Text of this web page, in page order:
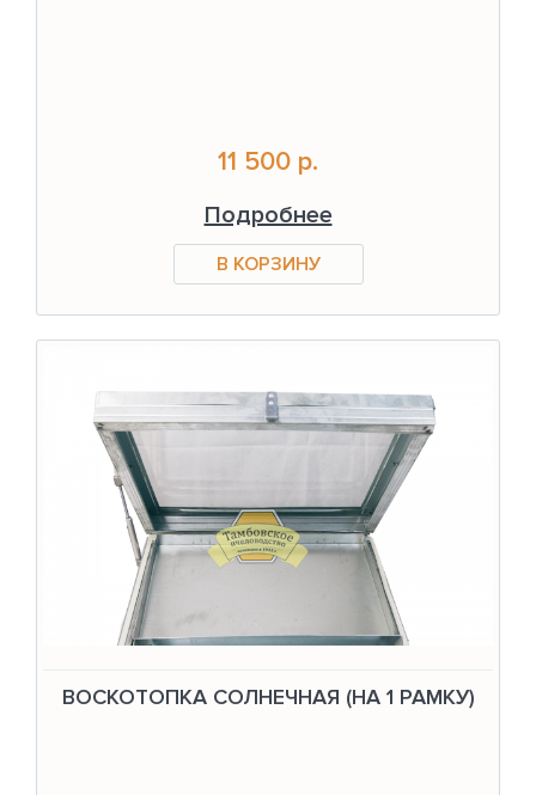
11 500 р.
Подробнее
ВОСКОТОПКА СОЛНЕЧНАЯ (НА 1 РАМКУ)